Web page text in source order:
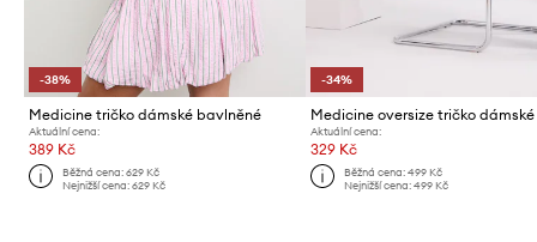
-38%
Medicine tričko dámské bavlněné
Aktuální cena:
389 Kč
Běžná cena:629 Kč
Nejnižší cena:629 Kč
-34%
Aktuální cena:
329 Kč
Běžná cena: 499 Kč
Nejnižší cena: 499 Kč